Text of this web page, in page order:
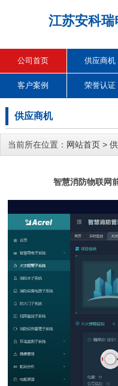
江苏安科瑞
公司首页 供应商机
客户案例 荣誉认证
供应商机
当前所在位置： 网站首页 >
智慧消防物联网